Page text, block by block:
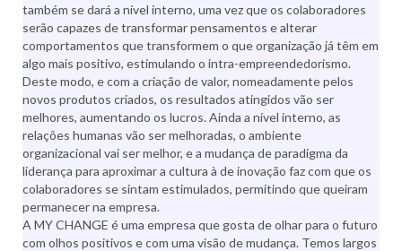
também se dará a nível interno, uma vez que os colaboradores
serão capazes de transformar pensamentos e alterar
comportamentos que transformem o que organização já têm em
algo mais positivo, estimulando o intra-empreendedorismo.
Deste modo, e com a criação de valor, nomeadamente pelos
novos produtos criados, os resultados atingidos vão ser
melhores, aumentando os lucros. Ainda a nível interno, as
relações humanas vão ser melhoradas, o ambiente
organizacional vai ser melhor, e a mudança de paradigma da
liderança para aproximar a cultura à de inovação faz com que os
colaboradores se sintam estimulados, permitindo que queiram
permanecer na empresa.
A MY CHANGE é uma empresa que gosta de olhar para o futuro
com olhos positivos e com uma visão de mudança. Temos largos